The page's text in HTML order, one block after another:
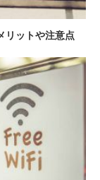
リットや注意点